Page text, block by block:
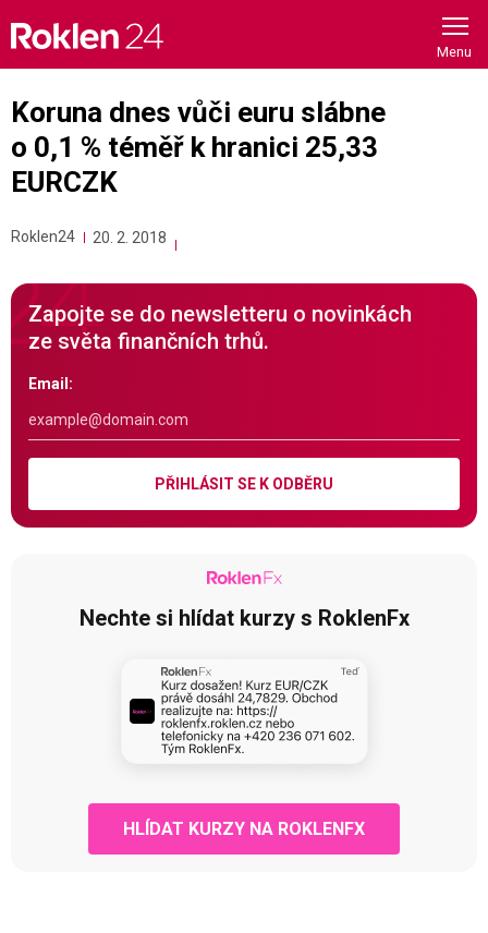
content
Koruna dnes vůči euru slábne
o 0,1 % téměř k hranici 25,33
EURCZK
Roklen24 20. 2. 2018
Zapojte se do newsletteru o novinkách
ze světa finančních trhů.
Email:
PŘIHLÁSIT SE K ODBĚRU
Nechte si hlídat kurzy s RoklenFx
HLÍDAT KURZY NA ROKLENFX